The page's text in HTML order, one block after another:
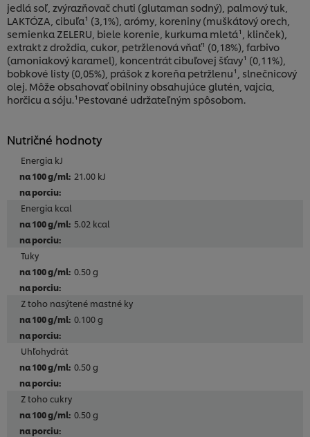
jedlá soľ, zvýrazňovač chuti (glutaman sodný), palmový tuk,
LAKTÓZA, cibuľa¹ (3,1%), arómy, koreniny (muškátový orech,
semienka ZELERU, biele korenie, kurkuma mletá¹, klinček),
extrakt z droždia, cukor, petržlenová vňať¹ (0,18%), farbivo
(amoniakový karamel), koncentrát cibuľovej šťavy¹ (0,11%),
bobkové listy (0,05%), prášok z koreňa petržlenu¹, slnečnicový
olej. Môže obsahovať obilniny obsahujúce glutén, vajcia,
horčicu a sóju.¹Pestované udržateľným spôsobom.
Nutričné hodnoty
Energia kJ
21.00 kJ
Energia kcal
5.02 kcal
Tuky
0.50 g
Z toho nasýtené mastné ky
0.100 g
Uhľohydrát
0.50 g
Z toho cukry
0.50 g